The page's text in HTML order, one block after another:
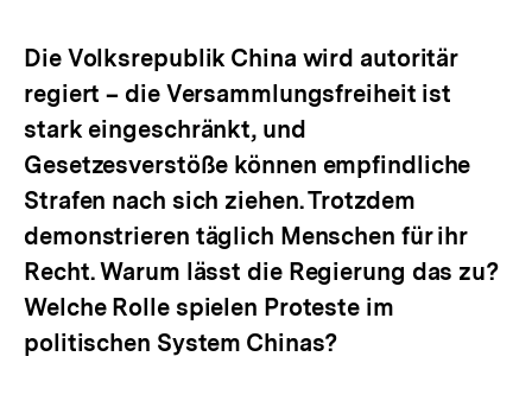
Die Volksrepublik China wird autoritär
regiert – die Versammlungsfreiheit ist
stark eingeschränkt, und
Gesetzesverstöße können empfindliche
Strafen nach sich ziehen. Trotzdem
demonstrieren täglich Menschen für ihr
Recht. Warum lässt die Regierung das zu?
Welche Rolle spielen Proteste im
politischen System Chinas?